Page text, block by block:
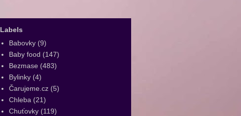
Labels
Babovky (9)
Baby food (147)
Bezmase (483)
Bylinky (4)
Čarujeme.cz (5)
Chleba (21)
Chuťovky (119)